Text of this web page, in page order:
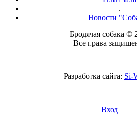
.
Новости
Бродячая собака ©
Все права
Разработка сайта: Si-
Вход